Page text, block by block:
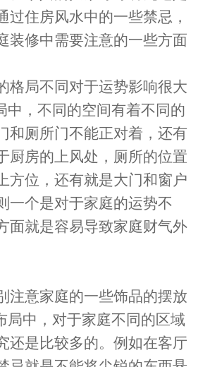
过住房风水中的一些禁忌，
装修中需要注意的一些方面
格局不同对于运势影响很大
，不同的空间有着不同的
和厕所门不能正对着，还有
厨房的上风处，厕所的位置
方位，还有就是大门和窗户
一个是对于家庭的运势不
面就是容易导致家庭财气外
注意家庭的一些饰品的摆放
中，对于家庭不同的区域
还是比较多的。例如在客厅